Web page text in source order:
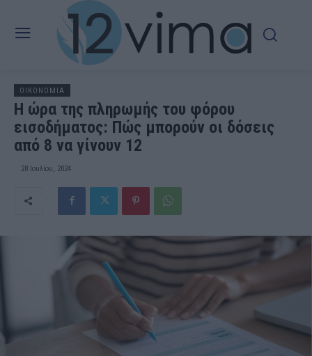
OIKONOMIA
H ώρα της πληρωμής του φόρου
εισοδήματος: Πώς μπορούν οι δόσεις
από 8 να γίνουν 12
28 Ιουλίου, 2024